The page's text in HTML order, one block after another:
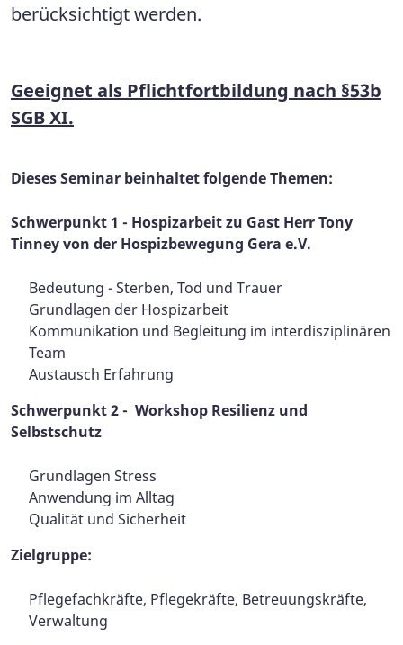
berücksichtigt werden.
Geeignet als Pflichtfortbildung nach §53b
SGB XI.
Dieses Seminar beinhaltet folgende Themen:
Schwerpunkt 1 - Hospizarbeit zu Gast Herr Tony
Tinney von der Hospizbewegung Gera e.V.
Bedeutung - Sterben, Tod und Trauer
Grundlagen der Hospizarbeit
Kommunikation und Begleitung im interdisziplinären
Team
Austausch Erfahrung
Schwerpunkt 2 - Workshop Resilienz und
Selbstschutz
Grundlagen Stress
Anwendung im Alltag
Qualität und Sicherheit
Zielgruppe:
Pflegefachkräfte, Pflegekräfte, Betreuungskräfte,
Verwaltung